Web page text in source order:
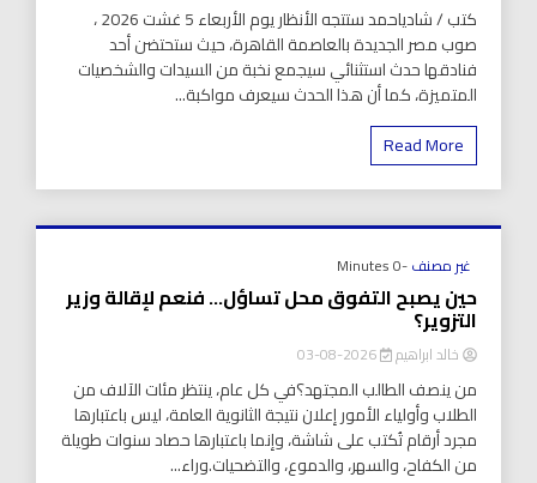
كتب / شادياحمد ستتجه الأنظار يوم الأربعاء 5 غشت 2026 ،
صوب مصر الجديدة بالعاصمة القاهرة، حيث ستحتضن أحد
فنادقها حدث استثنائي سيجمع نخبة من السيدات والشخصيات
المتميزة، كما أن هذا الحدث سيعرف مواكبة...
Read More
غير مصنف-0 Minutes
حين يصبح التفوق محل تساؤل… فنعم لإقالة وزير
التزوير؟
خالد ابراهيم 2026-08-03
من ينصف الطالب المجتهد؟في كل عام، ينتظر مئات الآلاف من
الطلاب وأولياء الأمور إعلان نتيجة الثانوية العامة، ليس باعتبارها
مجرد أرقام تُكتب على شاشة، وإنما باعتبارها حصاد سنوات طويلة
من الكفاح، والسهر، والدموع، والتضحيات.وراء...